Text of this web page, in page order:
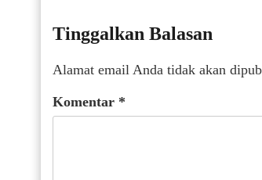
Tinggalkan Balasan
Alamat email Anda tidak akan
Komentar *